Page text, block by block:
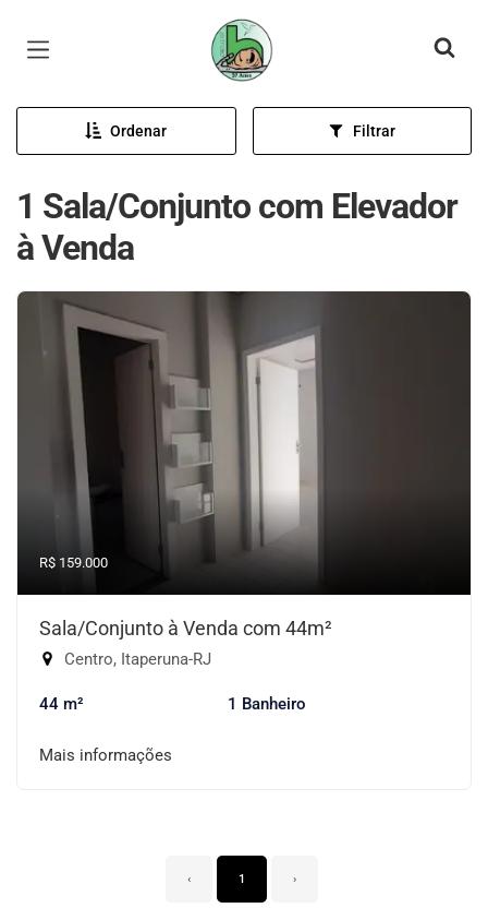
Página inicial
Ordenar Filtrar
1 Sala/Conjunto com Elevador
à Venda
R$ 159.000
Sala/Conjunto à Venda com 44m²
Centro, Itaperuna-RJ
44 m² 1 Banheiro
Mais informações
‹ 1 ›